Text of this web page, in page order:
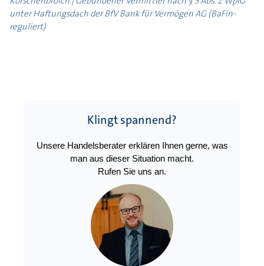
unter Haftungsdach der BfV Bank für Vermögen AG (BaFin-
reguliert)
Klingt spannend?
Unsere Handelsberater erklären Ihnen gerne, was
man aus dieser Situation macht.
Rufen Sie uns an.